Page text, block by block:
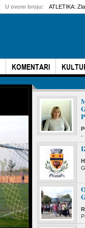
KOMENTARI
U ovom broju: ATLETIKA:
-